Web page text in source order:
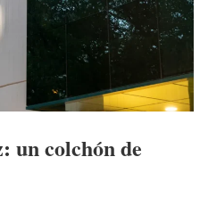
un colchón de